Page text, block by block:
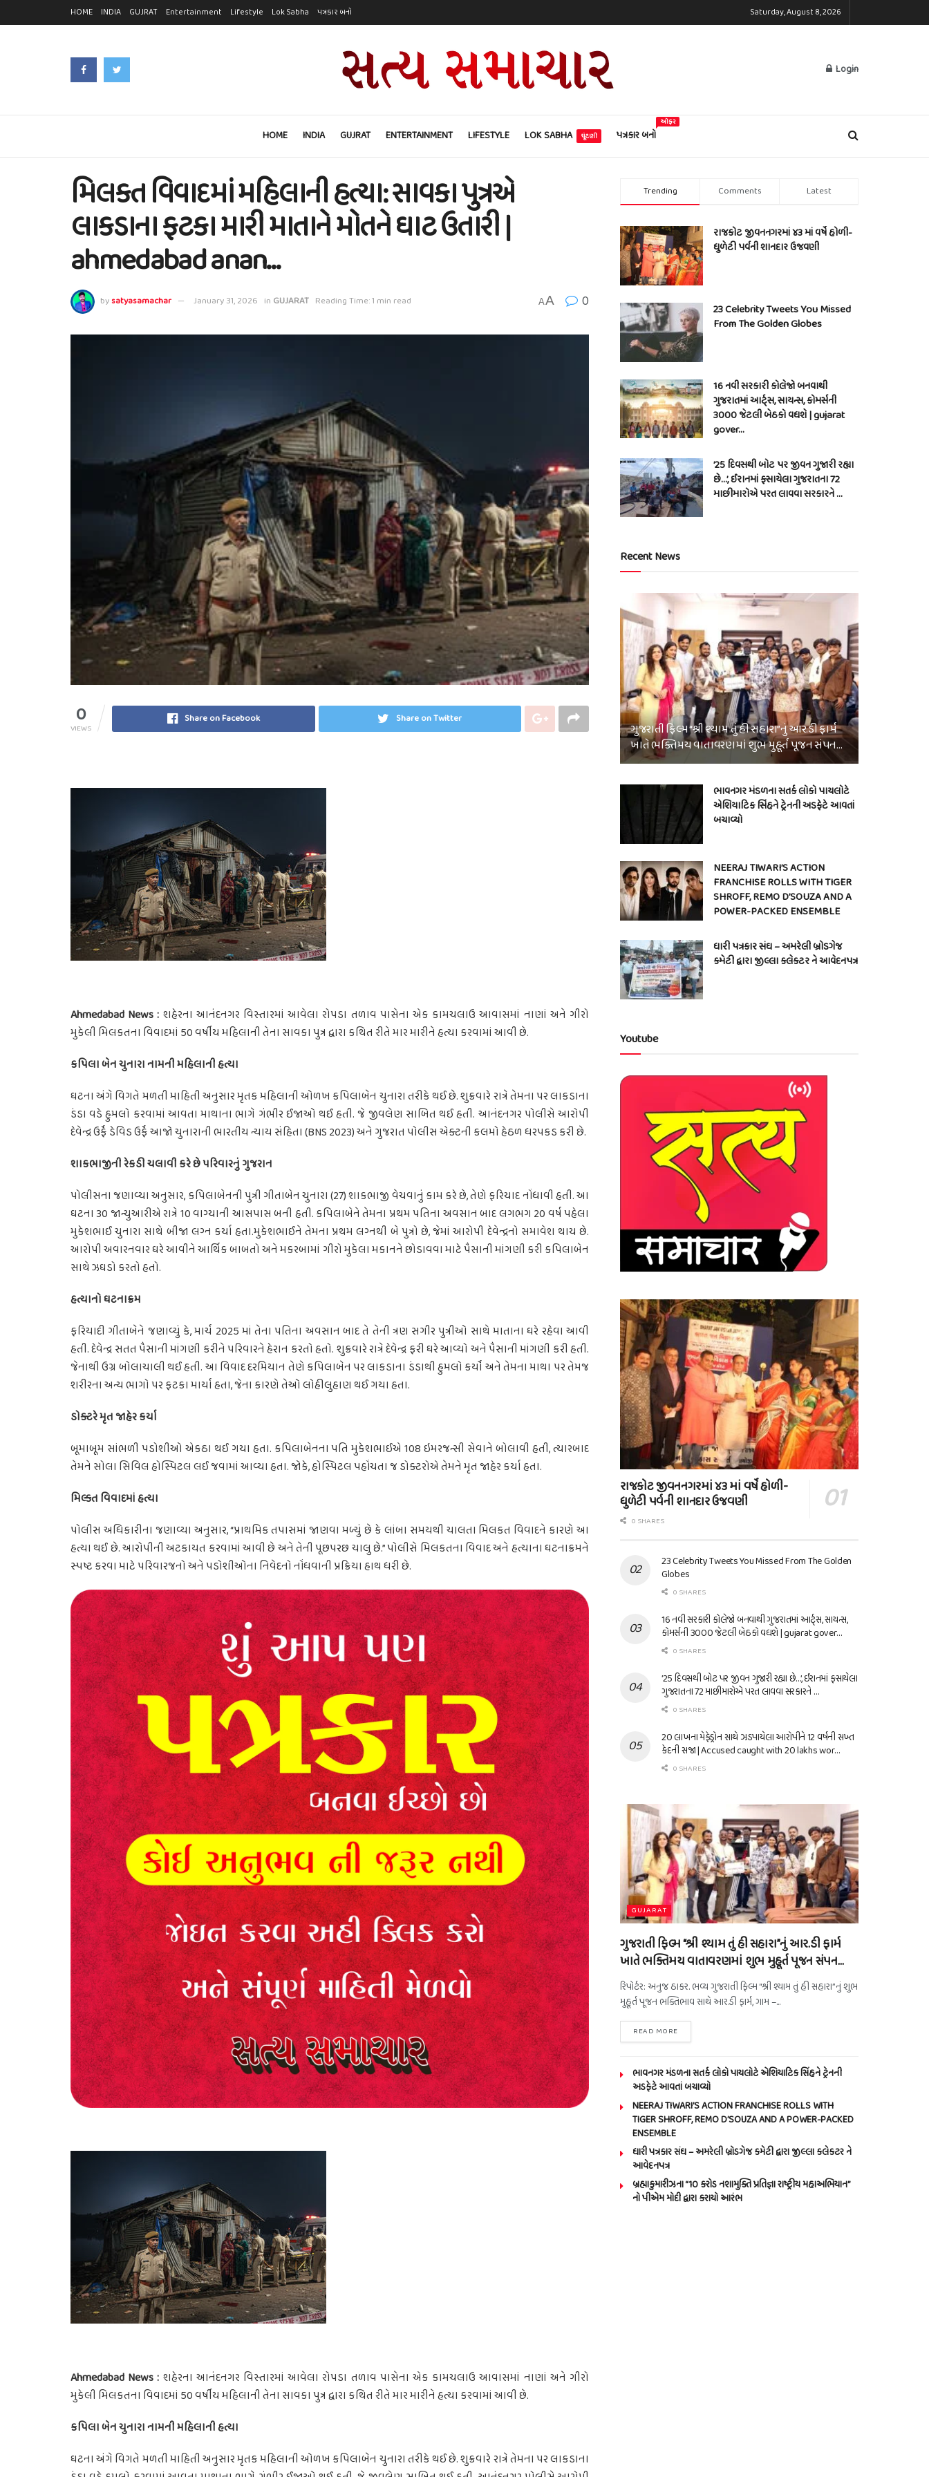
HOME INDIA GUJRAT Entertainment Lifestyle Lok Sabha પત્રકાર બનો Saturday, August 8, 2026
Login
HOME INDIA GUJRAT ENTERTAINMENT LIFESTYLE LOK SABHA ચૂંટણી પત્રકાર બનો
ઓફર
મિલકત વિવાદમાં મહિલાની હત્યા: સાવકા પુત્રએ
લાકડાના ફટકા મારી માતાને મોતને ઘાટ ઉતારી |
ahmedabad anan…
bysatyasamachar January 31, 2026 in GUJARAT Reading Time: 1 min read AA 0
0
VIEWS
Share on Facebook Share on Twitter
Ahmedabad News : શહેરના આનંદનગર વિસ્તારમાં આવેલા રોપડા તળાવ પાસેના એક કામચલાઉ આવાસમાં નાણાં અને ગીરો
મુકેલી મિલકતના વિવાદમાં 50 વર્ષીય મહિલાની તેના સાવકા પુત્ર દ્વારા કથિત રીતે માર મારીને હત્યા કરવામાં આવી છે.
કપિલા બેન ચુનારા નામની મહિલાની હત્યા
ઘટના અંગે વિગતે મળતી માહિતી અનુસાર મૃતક મહિલાની ઓળખ કપિલાબેન ચુનારા તરીકે થઈ છે. શુક્રવારે રાત્રે તેમના પર લાકડાના
ડંડા વડે હુમલો કરવામાં આવતા માથાના ભાગે ગંભીર ઈજાઓ થઈ હતી. જે જીવલેણ સાબિત થઈ હતી. આનંદનગર પોલીસે આરોપી
દેવેન્દ્ર ઉર્ફે ડેવિડ ઉર્ફે આજો ચુનારાની ભારતીય ન્યાય સંહિતા (BNS 2023) અને ગુજરાત પોલીસ એક્ટની કલમો હેઠળ ધરપકડ કરી છે.
શાકભાજીની રેકડી ચલાવી કરે છે પરિવારનું ગુજરાન
પોલીસના જણાવ્યા અનુસાર, કપિલાબેનની પુત્રી ગીતાબેન ચુનારા (27) શાકભાજી વેચવાનું કામ કરે છે, તેણે ફરિયાદ નોંધાવી હતી. આ
ઘટના 30 જાન્યુઆરીએ રાત્રે 10 વાગ્યાની આસપાસ બની હતી. કપિલાબેને તેમના પ્રથમ પતિના અવસાન બાદ લગભગ 20 વર્ષ પહેલા
મુકેશભાઈ ચુનારા સાથે બીજા લગ્ન કર્યા હતા.મુકેશભાઈને તેમના પ્રથમ લગ્નથી બે પુત્રો છે, જેમાં આરોપી દેવેન્દ્રનો સમાવેશ થાય છે.
આરોપી અવારનવાર ઘરે આવીને આર્થિક બાબતો અને મકરબામાં ગીરો મુકેલા મકાનને છોડાવવા માટે પૈસાની માંગણી કરી કપિલાબેન
સાથે ઝઘડો કરતો હતો.
હત્યાનો ઘટનાક્રમ
ફરિયાદી ગીતાબેને જણાવ્યું કે, માર્ચ 2025 માં તેના પતિના અવસાન બાદ તે તેની ત્રણ સગીર પુત્રીઓ સાથે માતાના ઘરે રહેવા આવી
હતી. દેવેન્દ્ર સતત પૈસાની માંગણી કરીને પરિવારને હેરાન કરતો હતો. શુક્રવારે રાત્રે દેવેન્દ્ર ફરી ઘરે આવ્યો અને પૈસાની માંગણી કરી હતી.
જેનાથી ઉગ્ર બોલાચાલી થઈ હતી. આ વિવાદ દરમિયાન તેણે કપિલાબેન પર લાકડાના ડંડાથી હુમલો કર્યો અને તેમના માથા પર તેમજ
શરીરના અન્ય ભાગો પર ફટકા માર્યા હતા, જેના કારણે તેઓ લોહીલુહાણ થઈ ગયા હતા.
ડોક્ટરે મૃત જાહેર કર્યા
બૂમાબૂમ સાંભળી પડોશીઓ એકઠા થઈ ગયા હતા. કપિલાબેનના પતિ મુકેશભાઈએ 108 ઇમરજન્સી સેવાને બોલાવી હતી, ત્યારબાદ
તેમને સોલા સિવિલ હોસ્પિટલ લઈ જવામાં આવ્યા હતા. જોકે, હોસ્પિટલ પહોંચતા જ ડોક્ટરોએ તેમને મૃત જાહેર કર્યા હતા.
મિલ્કત વિવાદમાં હત્યા
પોલીસ અધિકારીના જણાવ્યા અનુસાર, “પ્રાથમિક તપાસમાં જાણવા મળ્યું છે કે લાંબા સમયથી ચાલતા મિલકત વિવાદને કારણે આ
હત્યા થઈ છે. આરોપીની અટકાયત કરવામાં આવી છે અને તેની પૂછપરછ ચાલુ છે.” પોલીસે મિલકતના વિવાદ અને હત્યાના ઘટનાક્રમને
સ્પષ્ટ કરવા માટે પરિવારજનો અને પડોશીઓના નિવેદનો નોંધવાની પ્રક્રિયા હાથ ધરી છે.
Ahmedabad News : શહેરના આનંદનગર વિસ્તારમાં આવેલા રોપડા તળાવ પાસેના એક કામચલાઉ આવાસમાં નાણાં અને ગીરો
મુકેલી મિલકતના વિવાદમાં 50 વર્ષીય મહિલાની તેના સાવકા પુત્ર દ્વારા કથિત રીતે માર મારીને હત્યા કરવામાં આવી છે.
કપિલા બેન ચુનારા નામની મહિલાની હત્યા
ઘટના અંગે વિગતે મળતી માહિતી અનુસાર મૃતક મહિલાની ઓળખ કપિલાબેન ચુનારા તરીકે થઈ છે. શુક્રવારે રાત્રે તેમના પર લાકડાના
Trending Comments Latest
રાજકોટ જીવનનગરમાં ૪૩ માં વર્ષે હોળી-
ધુળેટી પર્વની શાનદાર ઉજવણી
23 Celebrity Tweets You Missed
From The Golden Globes
16 નવી સરકારી કોલેજો બનવાથી
ગુજરાતમાં આર્ટ્સ, સાયન્સ, કોમર્સની
3000 જેટલી બેઠકો વધશે | gujarat
gover…
’25 દિવસથી બોટ પર જીવન ગુજારી રહ્યા
છે…’, ઈરાનમાં ફસાયેલા ગુજરાતના 72
માછીમારોએ પરત લાવવા સરકારને …
Recent News
ગુજરાતી ફિલ્મ “શ્રી શ્યામ તું હી સહારા”નું આર.ડી ફાર્મ
ખાતે ભક્તિમય વાતાવરણમાં શુભ મુહૂર્ત પૂજન સંપન…
ભાવનગર મંડળના સતર્ક લોકો પાયલોટે
એશિયાટિક સિંહને ટ્રેનની અડફેટે આવતાં
બચાવ્યો
NEERAJ TIWARI’S ACTION
FRANCHISE ROLLS WITH TIGER
SHROFF, REMO D’SOUZA AND A
POWER-PACKED ENSEMBLE
ધારી પત્રકાર સંઘ – અમરેલી બ્રોડગેજ
કમેટી દ્વારા જીલ્લા કલેકટર ને આવેદનપત્ર
Youtube
રાજકોટ જીવનનગરમાં ૪૩ માં વર્ષે હોળી-
ધુળેટી પર્વની શાનદાર ઉજવણી
0 SHARES
23 Celebrity Tweets You Missed From The Golden
Globes
0 SHARES
16 નવી સરકારી કોલેજો બનવાથી ગુજરાતમાં આર્ટ્સ, સાયન્સ,
કોમર્સની 3000 જેટલી બેઠકો વધશે | gujarat gover…
0 SHARES
’25 દિવસથી બોટ પર જીવન ગુજારી રહ્યા છે…’, ઈરાનમાં ફસાયેલા
ગુજરાતના 72 માછીમારોએ પરત લાવવા સરકારને …
0 SHARES
20 લાખના મેફેડ્રોન સાથે ઝડપાયેલા આરોપીને 12 વર્ષની સખ્ત
કેદની સજા | Accused caught with 20 lakhs wor…
0 SHARES
GUJARAT
ગુજરાતી ફિલ્મ “શ્રી શ્યામ તું હી સહારા”નું આર.ડી ફાર્મ
ખાતે ભક્તિમય વાતાવરણમાં શુભ મુહૂર્ત પૂજન સંપન…
રિપોર્ટર: અનુજ ઠાકર. ભવ્ય ગુજરાતી ફિલ્મ “શ્રી શ્યામ તું હી સહારા”નું શુભ
મુહૂર્ત પૂજન ભક્તિભાવ સાથે આર.ડી ફાર્મ, ગામ –...
READ MORE
ભાવનગર મંડળના સતર્ક લોકો પાયલોટે એશિયાટિક સિંહને ટ્રેનની
અડફેટે આવતાં બચાવ્યો
NEERAJ TIWARI’S ACTION FRANCHISE ROLLS WITH
TIGER SHROFF, REMO D’SOUZA AND A POWER-PACKED
ENSEMBLE
ધારી પત્રકાર સંઘ – અમરેલી બ્રોડગેજ કમેટી દ્વારા જીલ્લા કલેકટર ને
આવેદનપત્ર
બ્રહ્માકુમારીઝના “10 કરોડ નશામુક્તિ પ્રતિજ્ઞા રાષ્ટ્રીય મહાઅભિયાન”
નો પીએમ મોદી દ્વારા કરાયો આરંભ